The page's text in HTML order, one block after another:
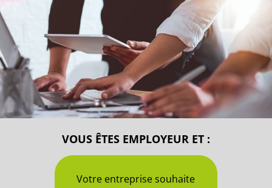
VOUS ÊTES EMPLOYEUR ET :
Votre entreprise souhaite